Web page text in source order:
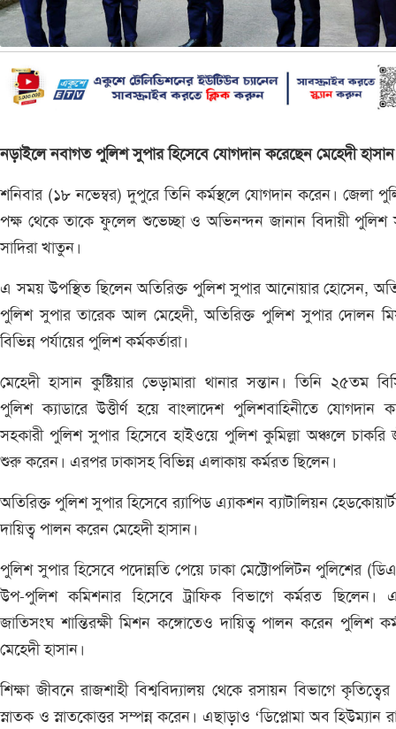
নড়াইলে নবাগত পুলিশ সুপার হিসেবে যোগদান করেছেন মেহেদী
শনিবার (১৮ নভেম্বর) দুপুরে তিনি কর্মস্থলে যোগদান করেন। জেলা
পক্ষ থেকে তাকে ফুলেল শুভেচ্ছা ও অভিনন্দন জানান বিদায়ী পুলিশ
সাদিরা খাতুন।
এ সময় উপস্থিত ছিলেন অতিরিক্ত পুলিশ সুপার আনোয়ার হোসেন,
পুলিশ সুপার তারেক আল মেহেদী, অতিরিক্ত পুলিশ সুপার দোলন
বিভিন্ন পর্যায়ের পুলিশ কর্মকর্তারা।
মেহেদী হাসান কুষ্টিয়ার ভেড়ামারা থানার সন্তান। তিনি ২৫তম
পুলিশ ক্যাডারে উত্তীর্ণ হয়ে বাংলাদেশ পুলিশবাহিনীতে যোগদান
সহকারী পুলিশ সুপার হিসেবে হাইওয়ে পুলিশ কুমিল্লা অঞ্চলে চাকরি
শুরু করেন। এরপর ঢাকাসহ বিভিন্ন এলাকায় কর্মরত ছিলেন।
অতিরিক্ত পুলিশ সুপার হিসেবে র‌্যাপিড এ্যাকশন ব্যাটালিয়ন
দায়িত্ব পালন করেন মেহেদী হাসান।
পুলিশ সুপার হিসেবে পদোন্নতি পেয়ে ঢাকা মেট্টোপলিটন পুলিশের
উপ-পুলিশ কমিশনার হিসেবে ট্রাফিক বিভাগে কর্মরত ছিলেন।
জাতিসংঘ শান্তিরক্ষী মিশন কঙ্গোতেও দায়িত্ব পালন করেন পুলিশ
মেহেদী হাসান।
শিক্ষা জীবনে রাজশাহী বিশ্ববিদ্যালয় থেকে রসায়ন বিভাগে কৃতিত্বের
স্নাতক ও স্নাতকোত্তর সম্পন্ন করেন। এছাড়াও ‘ডিপ্লোমা অব হিউম্যান